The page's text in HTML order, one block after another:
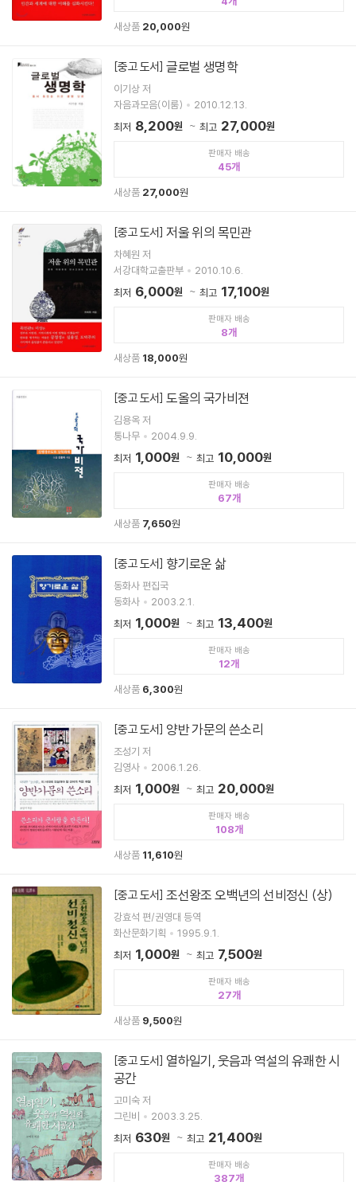
새상품 20,000원
[중고 도서] 글로벌 생명학
이기상 저
자음과모음(이룸)
2010.12.13.
최저 8,200원 최고 27,000원
판매자 배송
45
새상품 27,000원
[중고 도서] 저울 위의 목민관
차혜원 저
서강대학교출판부
2010.10.6.
최저 6,000원 최고 17,100원
판매자 배송
8
새상품 18,000원
[중고 도서] 도올의 국가비젼
김용옥 저
통나무
2004.9.9.
최저 1,000원 최고 10,000원
판매자 배송
67
새상품 7,650원
[중고 도서] 향기로운 삶
동화사 편집국
동화사
2003.2.1.
최저 1,000원 최고 13,400원
판매자 배송
12
새상품 6,300원
[중고 도서] 양반 가문의 쓴소리
조성기 저
김영사
2006.1.26.
최저 1,000원 최고 20,000원
판매자 배송
108
새상품 11,610원
[중고 도서] 조선왕조 오백년의 선비정신 (상)
강효석 편/권영대 등역
화산문화기획
1995.9.1.
최저 1,000원 최고 7,500원
판매자 배송
27
새상품 9,500원
[중고 도서]
공간
고미숙 저
그린비
2003.3.25.
최저 630원 최고 21,400원
판매자 배송
387